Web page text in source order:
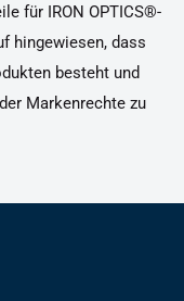
für IRON OPTICS®-
hingewiesen, dass
besteht und
Markenrechte zu